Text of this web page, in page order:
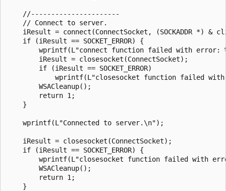
    //----------------------
    // Connect to server.
iResult = connect(ConnectSocket, (SOCKADDR *) &
    if (iResult == SOCKET_ERROR) {
wprintf(L"connect function failed with error:
        iResult = closesocket(ConnectSocket);
        if (iResult == SOCKET_ERROR)
wprintf(L"closesocket function failed
        WSACleanup();
        return 1;
    }
    wprintf(L"Connected to server.\n");
    iResult = closesocket(ConnectSocket);
    if (iResult == SOCKET_ERROR) {
wprintf(L"closesocket function failed with
        WSACleanup();
        return 1;
    }